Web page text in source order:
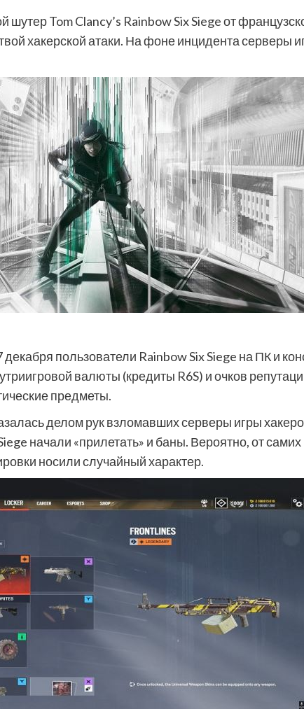
шутер Tom Clancy’s Rainbow Six Siege от
хакерской атаки. На фоне инцидента серверы
пользователи Rainbow Six Siege на ПК и
валюты (кредиты R6S) и очков
предметы.
делом рук взломавших серверы игры
начали «прилетать» и баны. Вероятно, от самих
носили случайный характер.